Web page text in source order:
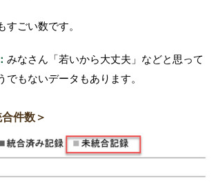
すごい数です。
みなさん「若いから大丈夫」などと思って
でもないデータもあります。
件数＞